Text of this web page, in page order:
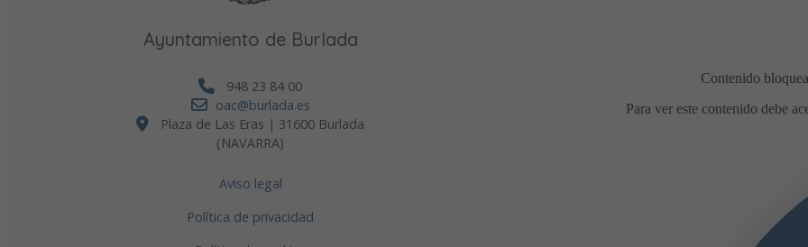
Comidas en la calle durante las
Ayuntamiento de Burlada
948 23 84 00
oac@burlada.es
Plaza de Las Eras | 31600 Burlada
(NAVARRA)
Aviso legal
Política de privacidad